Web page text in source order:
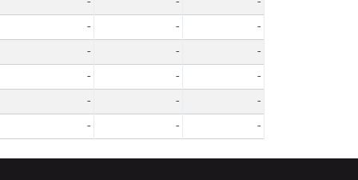
-
-
-
-
-
-
-
-
-
-
-
-
-
- -